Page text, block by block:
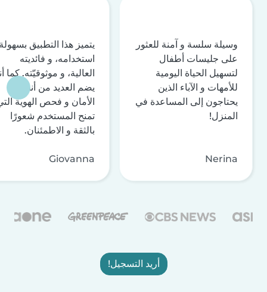
وسيلة سلسة و آمنة للعثور
على جليسات أطفال
لتسهيل الحياة اليومية
للأمهات و الآباء الذين
يحتاجون إلى المساعدة في
المنزل!
Nerina
يتميز هذا التطبيق
استخدامه، و فائديته
العالية، و موثوقيّته. كما
يضم العديد من أنظمة
الأمان و فحص الهوية
تمنح المستخدم شعورًا
بالثقة و الاطمئنان.
Giovanna
أريد التسجيل!